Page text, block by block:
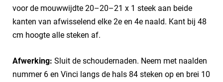
voor de mouwwijdte 20–20–21 x 1 steek aan beide
kanten van afwisselend elke 2e en 4e naald. Kant bij 48
cm hoogte alle steken af.
Afwerking: Sluit de schoudernaden. Neem met naalden
nummer 6 en Vinci langs de hals 84 steken op en brei 10